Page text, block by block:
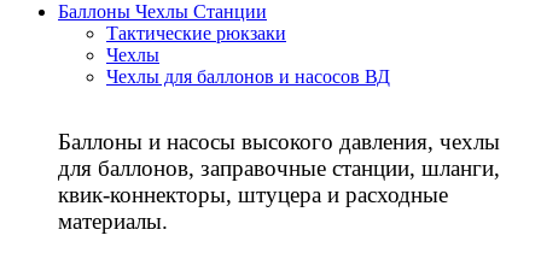
Баллоны Чехлы Станции
Тактические рюкзаки
Чехлы
Чехлы для баллонов и насосов ВД
Баллоны и насосы высокого давления, чехлы
для баллонов, заправочные станции, шланги,
квик-коннекторы, штуцера и расходные
материалы.